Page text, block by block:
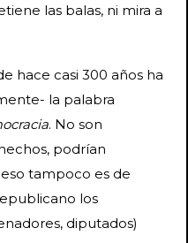
las balas, ni mira a
hace casi 300 años ha
la palabra
. No son
podrían
tampoco es de
los
diputados)